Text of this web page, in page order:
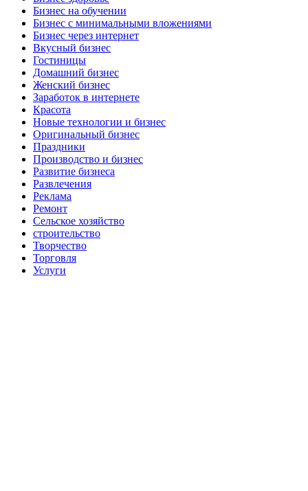
Бизнес на обучении
Бизнес с минимальными вложениями
Бизнес через интернет
Вкусный бизнес
Гостиницы
Домашний бизнес
Женский бизнес
Заработок в интернете
Красота
Новые технологии и бизнес
Оригинальный бизнес
Праздники
Производство и бизнес
Развитие бизнеса
Развлечения
Реклама
Ремонт
Сельское хозяйство
строительство
Творчество
Торговля
Услуги